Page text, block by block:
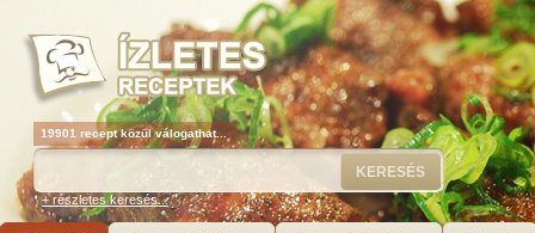
19901 recept közül válogathat...
+ részletes keresés...